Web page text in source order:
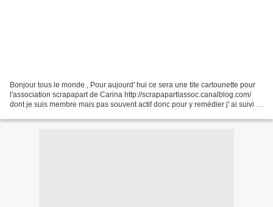
Bonjour tous le monde , Pour aujourd' hui ce sera une tite cartounette pour
l'association scrapapart de Carina http://scrapapartlassoc.canalblog.com/
dont je suis membre mais pas souvent actif donc pour y remédier j' ai suivi le